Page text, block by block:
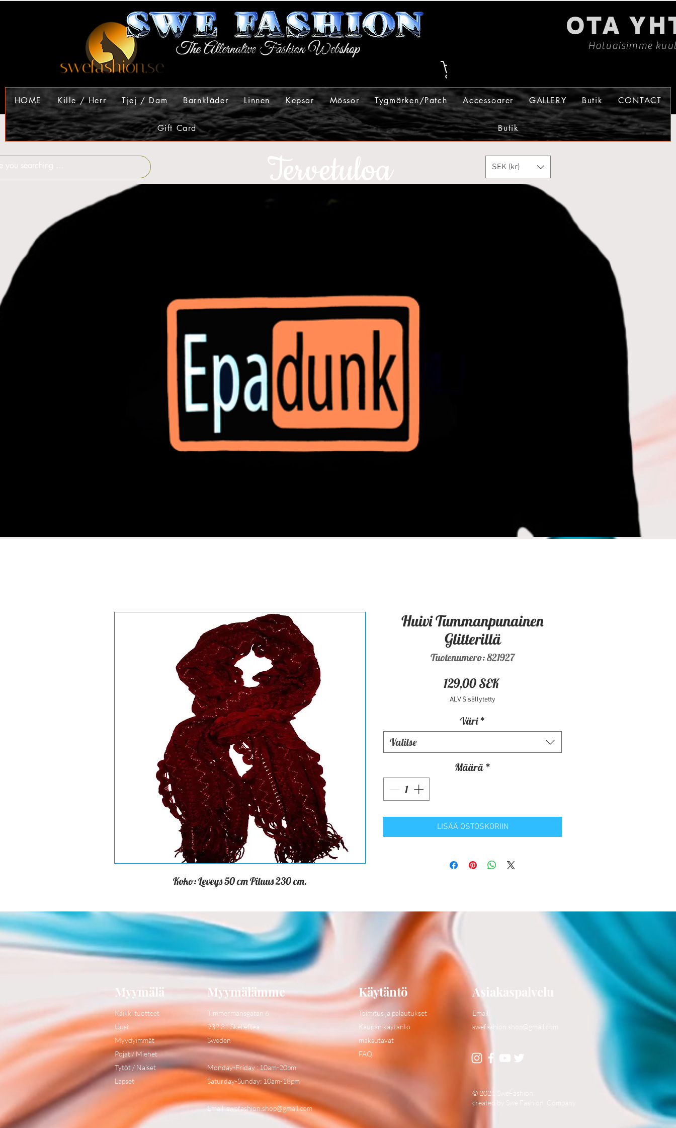
OTA
Haluaisimme
HOME Kille / Herr Tjej / Dam Barnkläder Linnen Kepsar Mössor Tygmärken/Patch Accessoarer GALLERY Butik CONTACT
Gift Card Butik
Tervetuloa SEK (kr)
Koko: Leveys 50 cm Pituus 230 cm.
Huivi Tummanpunainen
Glitterillä
Tuotenumero: 821927
129,00 SEKHinta
ALV Sisällytetty
Väri *
Valitse
Määrä *
LISÄÄ OSTOSKORIIN
Myymälä
Kaikki tuotteet
Uusi
Myydyimmät
Pojat / Miehet
Tytöt / Naiset
Lapset
Myymälämme
Timmermansgatan 6
932 31 Skelleftea
Sweden
Monday-Friday : 10am-20pm
Saturday-Sunday: 10am-18pm
Email:swefashion.shop@gmail.com
Käytäntö
Toimitus ja palautukset
Kaupan käytäntö
maksutavat
FAQ
Asiakaspalvelu
Email:
swefashion.shop@gmail.com
© 2021 SweFashion
created by Swe Fashion Company